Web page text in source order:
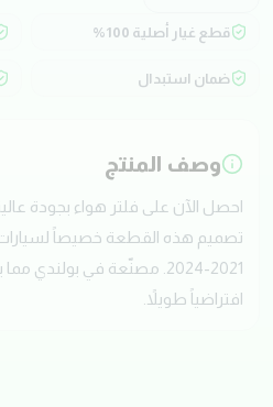
قطع غيار أصلية 100%
ضمان استبدال
وصف المنتج
2021-2024. مصنّعة في بولندي
افتراضياً طويلاً.